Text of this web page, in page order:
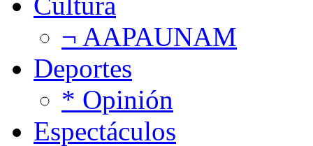
¬ AAPAUNAM
Deportes
* Opinión
Espectáculos